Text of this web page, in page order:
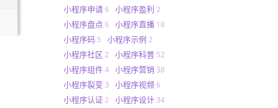
小程序申请 6 小程序盈利 2
小程序盘点 6 小程序直播 18
小程序码 5 小程序示例 2
小程序社区 2 小程序科普 52
小程序组件 4 小程序营销 38
小程序裂变 3 小程序视频 6
小程序认证 2 小程序设计 34